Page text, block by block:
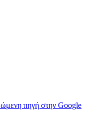
πηγή στην Google